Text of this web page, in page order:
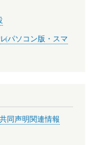
(パソコン版・スマ
同声明関連情報